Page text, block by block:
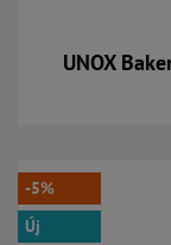
UNOX
-5%
Új